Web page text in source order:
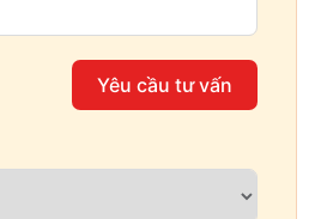
Yêu cầu tư vấn